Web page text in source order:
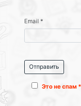
Email *
Это не спам *